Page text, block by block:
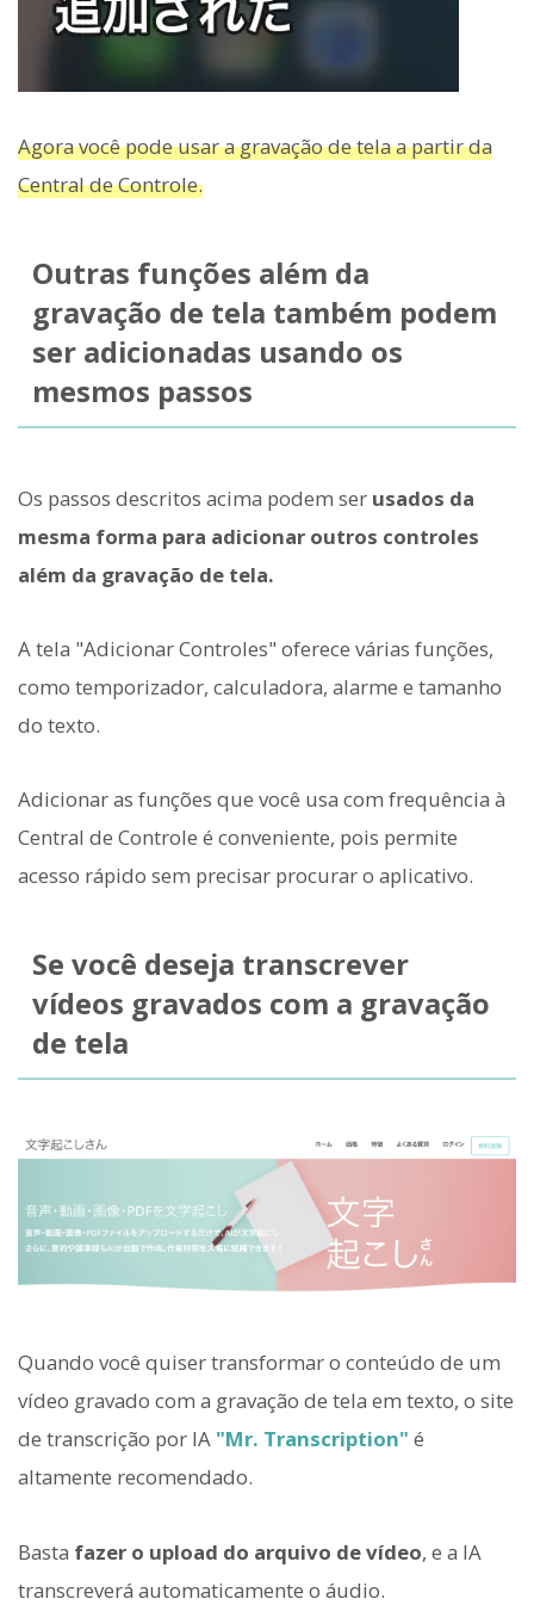
Agora você pode usar a gravação de tela a partir da
Central de Controle.
Outras funções além da
gravação de tela também podem
ser adicionadas usando os
mesmos passos
Os passos descritos acima podem ser usados da
mesma forma para adicionar outros controles
além da gravação de tela.
A tela "Adicionar Controles" oferece várias funções,
como temporizador, calculadora, alarme e tamanho
do texto.
Adicionar as funções que você usa com frequência à
Central de Controle é conveniente, pois permite
acesso rápido sem precisar procurar o aplicativo.
Se você deseja transcrever
vídeos gravados com a gravação
de tela
Quando você quiser transformar o conteúdo de um
vídeo gravado com a gravação de tela em texto, o site
de transcrição por IA "Mr. Transcription" é
altamente recomendado.
Basta fazer o upload do arquivo de vídeo, e a IA
transcreverá automaticamente o áudio.